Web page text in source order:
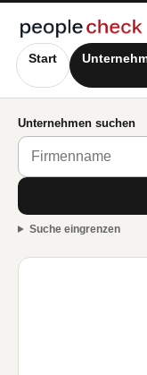
Start
Unternehmen suchen
Suche eingrenzen